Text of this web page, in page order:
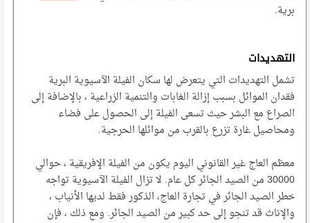
برية.
التهديدات
تشمل التهديدات التي يتعرض لها سكان الفيلة الآسيوية البرية
فقدان الموائل بسبب إزالة الغابات والتنمية الزراعية ، بالإضافة إلى
الصراع مع البشر حيث تسعى الفيلة إلى الحصول على فضاء
ومحاصيل غارة تزرع بالقرب من موائلها الحرجية.
معظم العاج غير القانوني اليوم يكون من الفيلة الإفريقية ، حوالي
30000 من الصيد الجائر كل عام. لا تزال الفيلة الآسيوية تواجه
خطر الصيد الجائر في تجارة العاج، الذكور فقط لديها الأنياب ،
والإناث قد تنجو إلى حد كبير من الصيد الجائر. ومع ذلك ، فإن